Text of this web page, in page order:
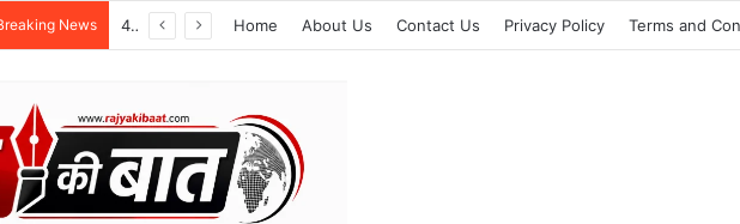
News चुनावी परीक्षा के लिए सामूहिक तैयारी करें कार्यकर्ता: मुख्यमंत्री धामी Home About Us Contact Us Privacy Policy Terms and